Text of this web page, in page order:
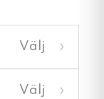
Välj ›
Välj ›